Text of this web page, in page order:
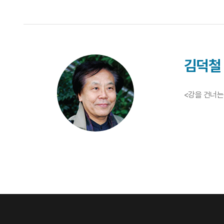
김덕철
<강을 건너